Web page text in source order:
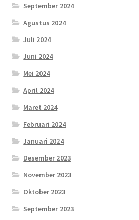
September 2024
Agustus 2024
Juli 2024
Juni 2024
Mei 2024
April 2024
Maret 2024
Februari 2024
Januari 2024
Desember 2023
November 2023
Oktober 2023
September 2023